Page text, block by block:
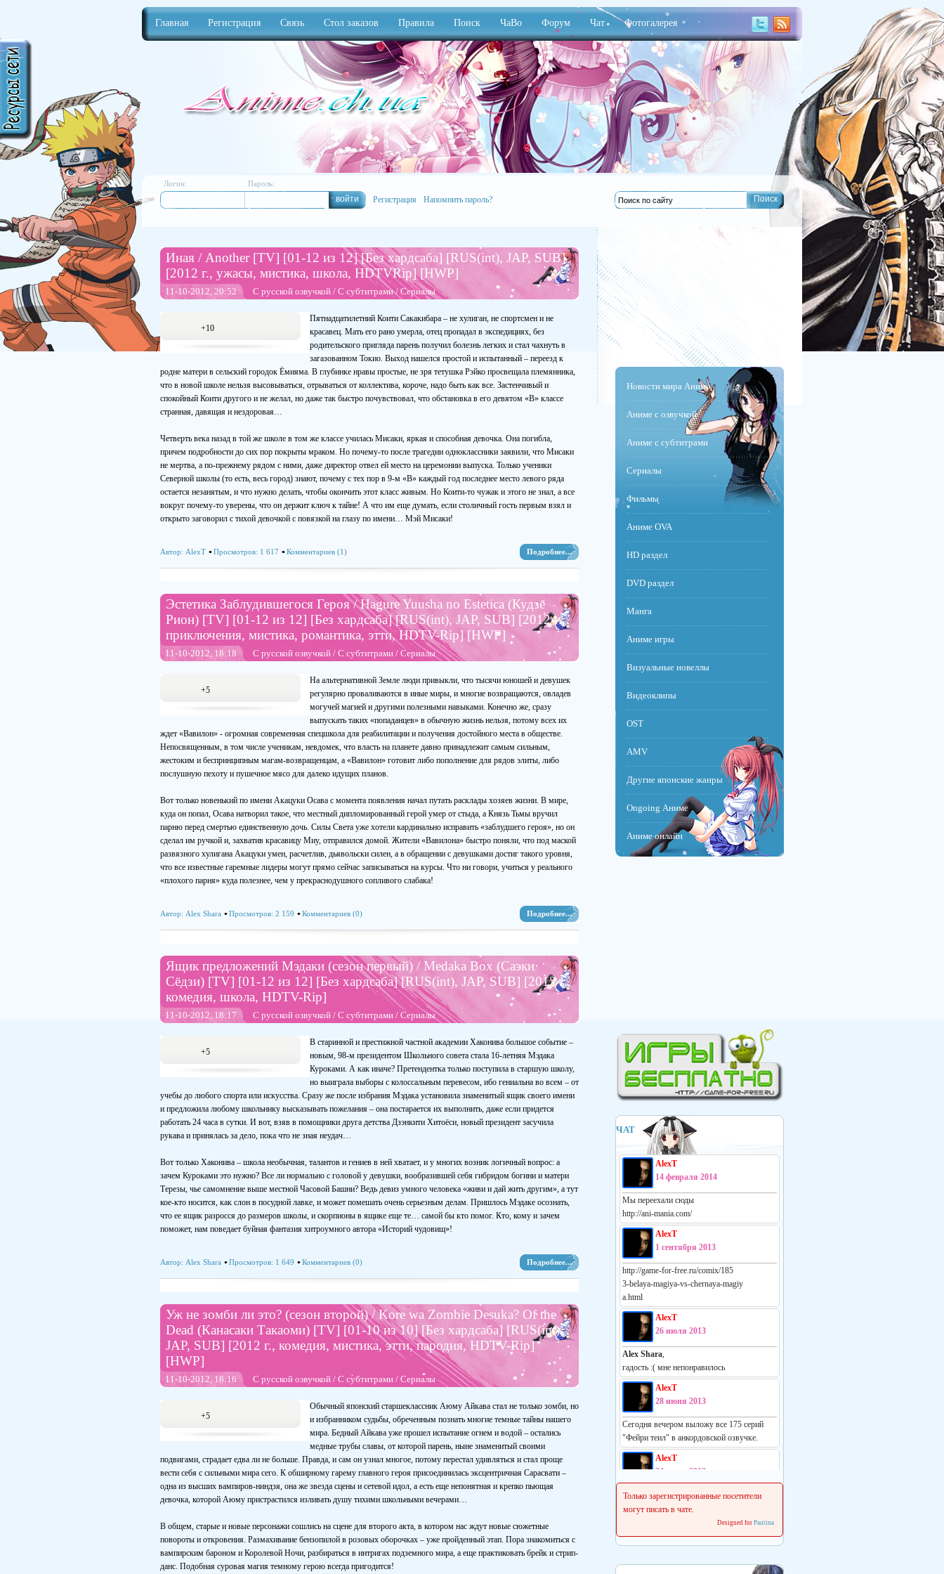
Главная Регистрация Связь Стол заказов Правила Поиск ЧаВо Форум Чат Фотогалерея
Логин: Пароль:
Регистрация Напомнить пароль?
Иная / Another [TV] [01-12 из 12] [Без хардсаба] [RUS(int), JAP, SUB]
[2012 г., ужасы, мистика, школа, HDTVRip] [HWP]
11-10-2012, 20:52 С русской озвучкой / С субтитрами/ Сериалы
+10
Пятнадцатилетний Коити Сакакибара – не хулиган, не спортсмен и не
красавец. Мать его рано умерла, отец пропадал в экспедициях, без
родительского пригляда парень получил болезнь легких и стал чахнуть в
загазованном Токио. Выход нашелся простой и испытанный – переезд к
родне матери в сельский городок Ёмияма. В глубинке нравы простые, не зря тетушка Рэйко просвещала племянника,
что в новой школе нельзя высовываться, отрываться от коллектива, короче, надо быть как все. Застенчивый и
спокойный Коити другого и не желал, но даже так быстро почувствовал, что обстановка в его девятом «В» классе
странная, давящая и нездоровая…
Четверть века назад в той же школе в том же классе училась Мисаки, яркая и способная девочка. Она погибла,
причем подробности до сих пор покрыты мраком. Но почему-то после трагедии одноклассники заявили, что Мисаки
не мертва, а по-прежнему рядом с ними, даже директор отвел ей место на церемонии выпуска. Только ученики
Северной школы (то есть, весь город) знают, почему с тех пор в 9-м «В» каждый год последнее место левого ряда
остается незанятым, и что нужно делать, чтобы окончить этот класс живым. Но Коити-то чужак и этого не знал, а все
вокруг почему-то уверены, что он держит ключ к тайне! А что им еще думать, если столичный гость первым взял и
открыто заговорил с тихой девочкой с повязкой на глазу по имени… Мэй Мисаки!
Подробнее...
Автор: AlexT Просмотров: 1 617 Комментариев (1)
Эстетика Заблудившегося Героя / Hagure Yuusha no Estetica (Кудзё
Рион) [TV] [01-12 из 12] [Без хардсаба] [RUS(int), JAP, SUB] [2012 г.,
приключения, мистика, романтика, этти, HDTV-Rip] [HWP]
11-10-2012, 18:18 С русской озвучкой / С субтитрами / Сериалы
+5
На альтернативной Земле люди привыкли, что тысячи юношей и девушек
регулярно проваливаются в иные миры, и многие возвращаются, овладев
могучей магией и другими полезными навыками. Конечно же, сразу
выпускать таких «попаданцев» в обычную жизнь нельзя, потому всех их
ждет «Вавилон» - огромная современная спецшкола для реабилитации и получения достойного места в обществе.
Непосвященным, в том числе ученикам, невдомек, что власть на планете давно принадлежит самым сильным,
жестоким и беспринципным магам-возвращенцам, а «Вавилон» готовит либо пополнение для рядов элиты, либо
послушную пехоту и пушечное мясо для далеко идущих планов.
Вот только новенький по имени Акацуки Осава с момента появления начал путать расклады хозяев жизни. В мире,
куда он попал, Осава натворил такое, что местный дипломированный герой умер от стыда, а Князь Тьмы вручил
парню перед смертью единственную дочь. Силы Света уже хотели кардинально исправить «заблудшего героя», но он
сделал им ручкой и, захватив красавицу Миу, отправился домой. Жители «Вавилона» быстро поняли, что под маской
развязного хулигана Акацуки умен, расчетлив, дьявольски силен, а в обращении с девушками достиг такого уровня,
что все известные гаремные лидеры могут прямо сейчас записываться на курсы. Что ни говори, учиться у реального
«плохого парня» куда полезнее, чем у прекраснодушного сопливого слабака!
Подробнее...
Автор: Alex Shara Просмотров: 2 159 Комментариев (0)
Ящик предложений Мэдаки (сезон первый) / Medaka Box (Саэки
Сёдзи) [TV] [01-12 из 12] [Без хардсаба] [RUS(int), JAP, SUB] [2012 г.,
комедия, школа, HDTV-Rip]
11-10-2012, 18:17 С русской озвучкой / С субтитрами / Сериалы
+5
В старинной и престижной частной академии Хаконива большое событие –
новым, 98-м президентом Школьного совета стала 16-летняя Мэдака
Куроками. А как иначе? Претендентка только поступила в старшую школу,
но выиграла выборы с колоссальным перевесом, ибо гениальна во всем – от
учебы до любого спорта или искусства. Сразу же после избрания Мэдака установила знаменитый ящик своего имени
и предложила любому школьнику высказывать пожелания – она постарается их выполнить, даже если придется
работать 24 часа в сутки. И вот, взяв в помощники друга детства Дзэнкити Хитоёси, новый президент засучила
рукава и принялась за дело, пока что не зная неудач…
Вот только Хаконива – школа необычная, талантов и гениев в ней хватает, и у многих возник логичный вопрос: а
зачем Куроками это нужно? Все ли нормально с головой у девушки, вообразившей себя гибридом богини и матери
Терезы, чье самомнение выше местной Часовой Башни? Ведь девиз умного человека «живи и дай жить другим», а тут
кое-кто носится, как слон в посудной лавке, и может помешать очень серьезным делам. Пришлось Мэдаке осознать,
что ее ящик разросся до размеров школы, и скорпионы в ящике еще те… самой бы кто помог. Кто, кому и зачем
поможет, нам поведает буйная фантазия хитроумного автора «Историй чудовищ»!
Подробнее...
Автор: Alex Shara Просмотров: 1 649 Комментариев (0)
Уж не зомби ли это? (сезон второй) / Kore wa Zombie Desuka? Of the
Dead (Канасаки Такаоми) [TV] [01-10 из 10] [Без хардсаба] [RUS(int),
JAP, SUB] [2012 г., комедия, мистика, этти, пародия, HDTV-Rip]
[HWP]
11-10-2012, 18:16 С русской озвучкой / С субтитрами / Сериалы
+5
Обычный японский старшеклассник Аюму Айкава стал не только зомби, но
и избранником судьбы, обреченным познать многие темные тайны нашего
мира. Бедный Айкава уже прошел испытание огнем и водой – остались
медные трубы славы, от которой парень, ныне знаменитый своими
подвигами, страдает едва ли не больше. Правда, и сам он узнал многое, потому перестал удивляться и стал проще
вести себя с сильными мира сего. К обширному гарему главного героя присоединилась эксцентричная Сарасвати –
одна из высших вампиров-ниндзя, она же звезда сцены и сетевой идол, а есть еще непонятная и крепко пьющая
девочка, которой Аюму пристрастился изливать душу тихими школьными вечерами…
В общем, старые и новые персонажи сошлись на сцене для второго акта, в котором нас ждут новые сюжетные
повороты и откровения. Размахивание бензопилой в розовых оборочках – уже пройденный этап. Пора знакомиться с
вампирским бароном и Королевой Ночи, разбираться в интригах подземного мира, а еще практиковать брейк и стрип-
данс. Подобная суровая магия темному герою всегда пригодится!
Новости мира Аниме
Аниме с озвучкой
Аниме с субтитрами
Сериалы
Фильмы
Аниме OVA
HD раздел
DVD раздел
Манга
Аниме игры
Визуальные новеллы
Видеоклипы
OST
AMV
Другие японские жанры
Ongoing Аниме
Аниме онлайн
ЧАТ
AlexT
14 февраля 2014
Мы переехали сюды
http://ani-mania.com/
AlexT
1 сентября 2013
http://game-for-free.ru/comix/185
3-belaya-magiya-vs-chernaya-magiy
a.html
AlexT
26 июля 2013
Alex Shara,
гадость :( мне непонравилось
AlexT
28 июня 2013
Сегодня вечером выложу все 175 серий
"Фейри теил" в анкордовской озвучке.
AlexT
24 июня 2013
Реально русская манга:
http://vk.com/white_vs_black_m
С сеня начинаем делать свежие релизы.
Только зарегистрированные посетители
могут писать в чате.
Designed for Pautina